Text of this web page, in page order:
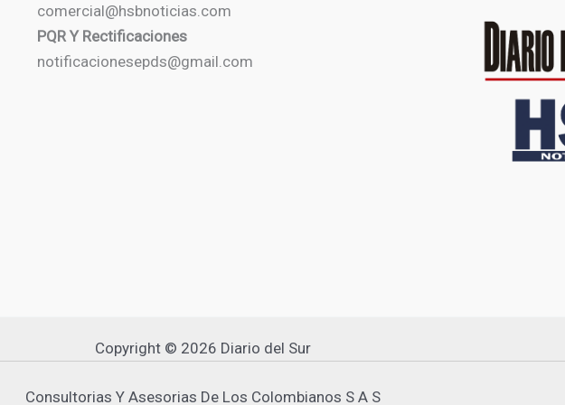
comercial@hsbnoticias.com
PQR Y Rectificaciones
notificacionesepds@gmail.com
Copyright © 2026 Diario del Sur
Consultorias Y Asesorias De Los Colombianos S A S